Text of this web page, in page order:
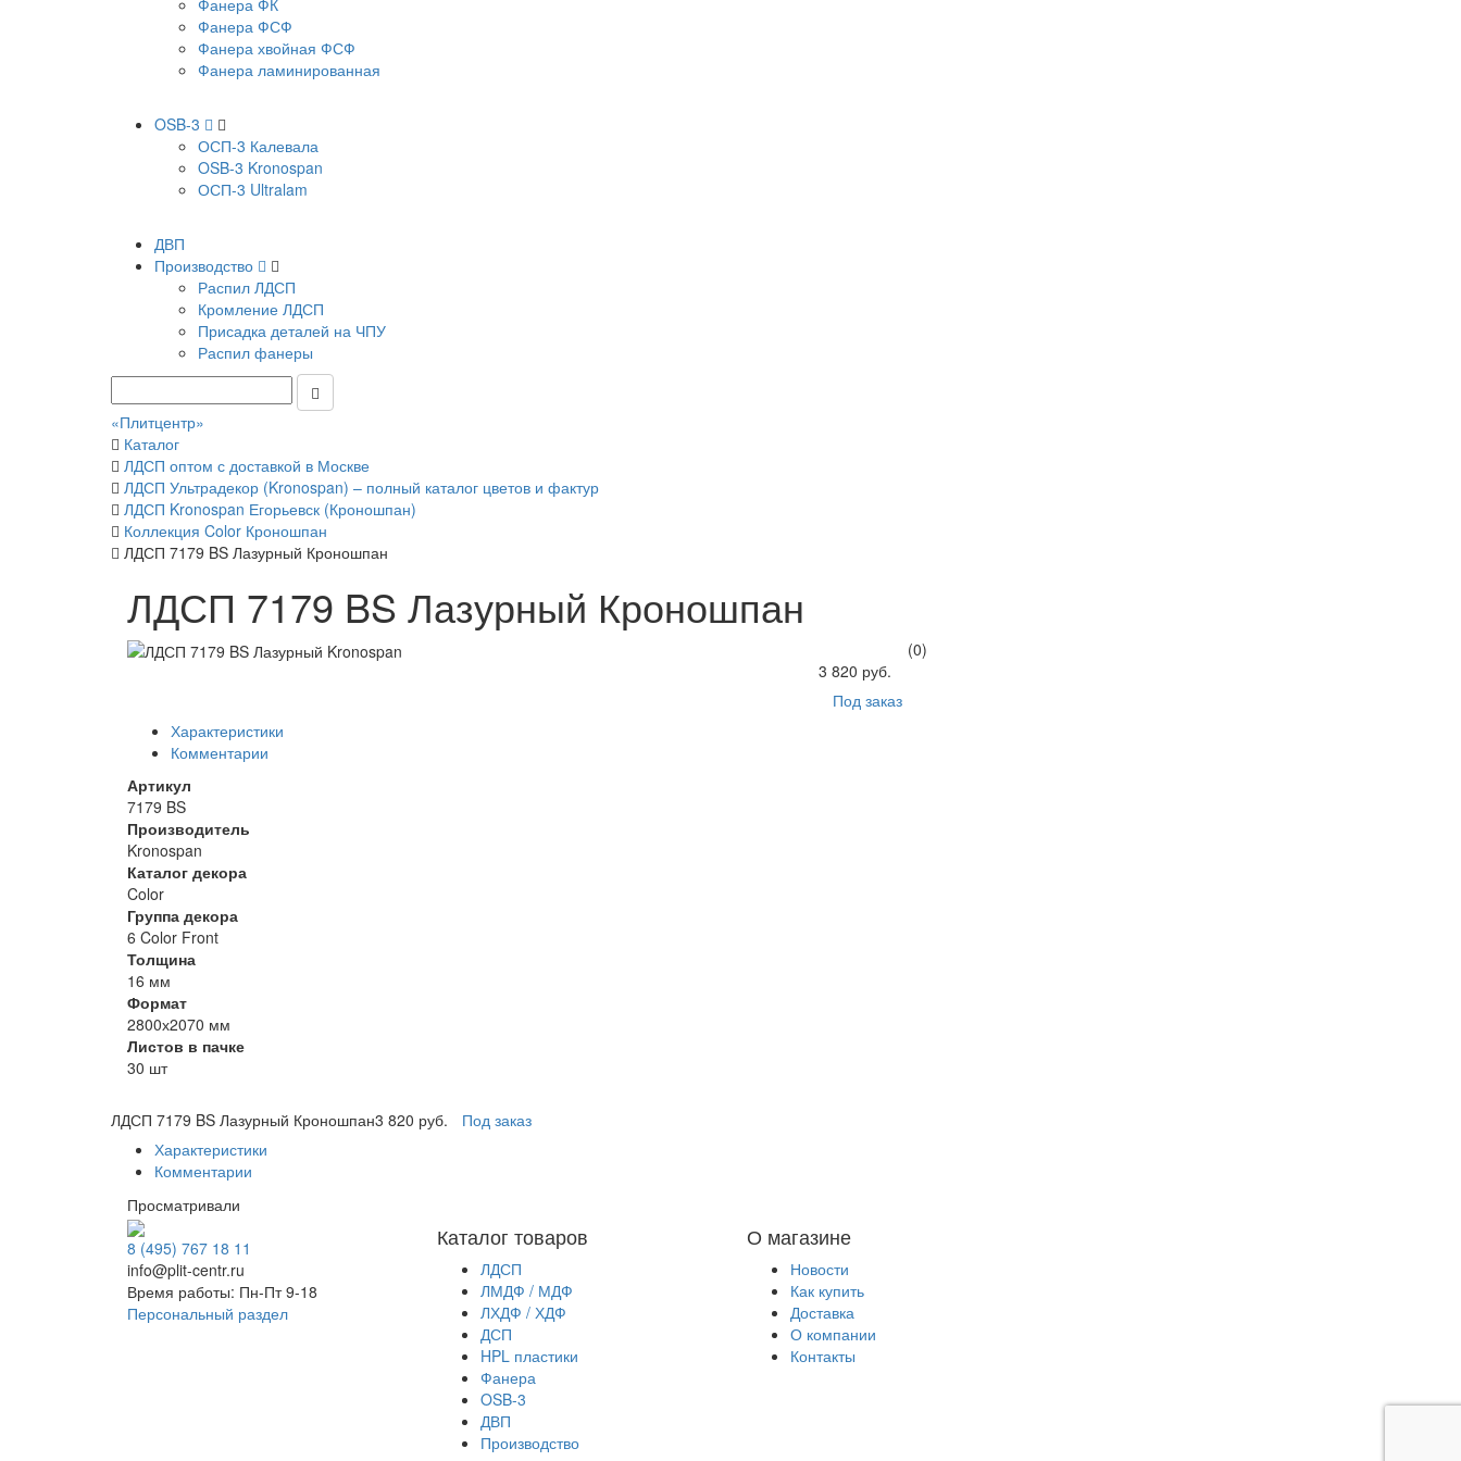
Фанера ФК
Фанера ФСФ
Фанера хвойная ФСФ
Фанера ламинированная
OSB-3
ОСП-3 Калевала
OSB-3 Kronospan
ОСП-3 Ultralam
ДВП
Производство
Распил ЛДСП
Кромление ЛДСП
Присадка деталей на ЧПУ
Распил фанеры
«Плитцентр»
Каталог
ЛДСП оптом с доставкой в Москве
ЛДСП Ультрадекор (Kronospan) – полный каталог цветов и фактур
ЛДСП Kronospan Егорьевск (Кроношпан)
Коллекция Color Кроношпан
ЛДСП 7179 BS Лазурный Кроношпан
ЛДСП 7179 BS Лазурный Кроношпан
(0)
3 820 руб.
Под заказ
Характеристики
Комментарии
Артикул
7179 BS
Производитель
Kronospan
Каталог декора
Color
Группа декора
6 Color Front
Толщина
16 мм
Формат
2800х2070 мм
Листов в пачке
30 шт
ЛДСП 7179 BS Лазурный Кроношпан3 820 руб.
Под заказ
Характеристики
Комментарии
Просматривали
О магазине
Новости
Как купить
Доставка
О компании
Контакты
Каталог товаров
ЛДСП
ЛМДФ / МДФ
ЛХДФ / ХДФ
ДСП
HPL пластики
Фанера
OSB-3
ДВП
Производство
8 (495) 767 18 11
info@plit-centr.ru
Время работы: Пн-Пт 9-18
Персональный раздел